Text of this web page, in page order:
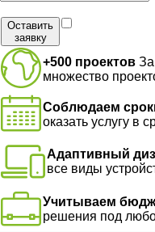
Оставить
заявку
+500 проектов
множество
Соблюдаем
оказать услугу в
Адаптивный
все виды
Учитываем
решения под